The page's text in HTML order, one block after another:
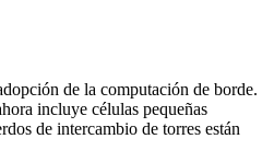
de la computación de borde.
incluye células pequeñas
de intercambio de torres están